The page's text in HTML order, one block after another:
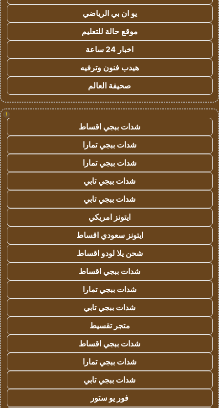
يو ان بي الرياضي
موقع حالة للتعليم
اخبار 24 ساعة
هيدب فنون وترفيه
صحيفة العالم
!
شدات ببجي اقساط
شدات ببجي تمارا
شدات ببجي تمارا
شدات ببجي تابي
شدات ببجي تابي
ايتونز امريكي
ايتونز سعودي اقساط
شحن يلا لودو اقساط
شدات ببجي اقساط
شدات ببجي تمارا
شدات ببجي تابي
متجر تقسيط
شدات ببجي اقساط
شدات ببجي تمارا
شدات ببجي تابي
فور يو ستور